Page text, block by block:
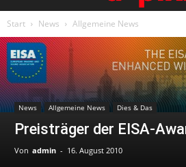
Start News Allgemeine News
News Allgemeine News Dies & Das
Preisträger der EISA-
Von admin - 16. August 2010